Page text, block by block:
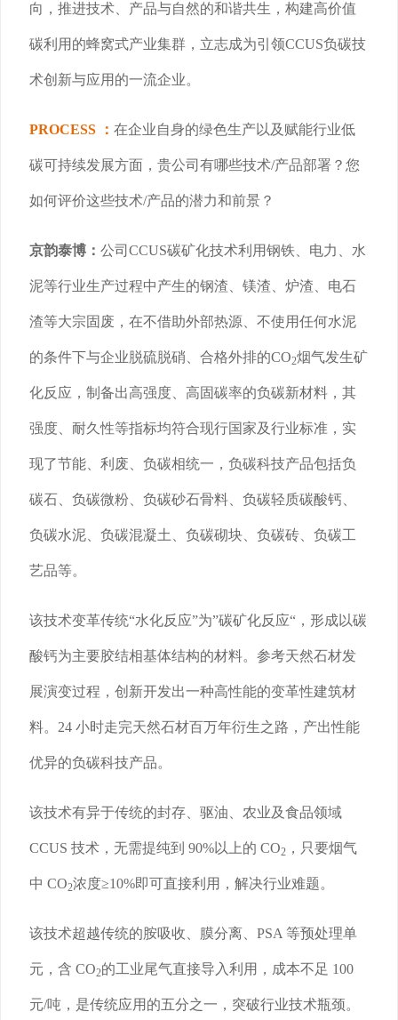
向，推进技术、产品与自然的和谐共生，构建高价值
碳利用的蜂窝式产业集群，立志成为引领CCUS负碳技
术创新与应用的一流企业。
PROCESS ： 在企业自身的绿色生产以及赋能行业低
碳可持续发展方面，贵公司有哪些技术/产品部署？您
如何评价这些技术/产品的潜力和前景？
京韵泰博： 公司CCUS碳矿化技术利用钢铁、电力、水
泥等行业生产过程中产生的钢渣、镁渣、炉渣、电石
渣等大宗固废，在不借助外部热源、不使用任何水泥
的条件下与企业脱硫脱硝、合格外排的CO2烟气发生矿
化反应，制备出高强度、高固碳率的负碳新材料，其
强度、耐久性等指标均符合现行国家及行业标准，实
现了节能、利废、负碳相统一，负碳科技产品包括负
碳石、负碳微粉、负碳砂石骨料、负碳轻质碳酸钙、
负碳水泥、负碳混凝土、负碳砌块、负碳砖、负碳工
艺品等。
该技术变革传统“水化反应”为”碳矿化反应“，形成以碳
酸钙为主要胶结相基体结构的材料。参考天然石材发
展演变过程，创新开发出一种高性能的变革性建筑材
料。24 小时走完天然石材百万年衍生之路，产出性能
优异的负碳科技产品。
该技术有异于传统的封存、驱油、农业及食品领域
CCUS 技术，无需提纯到 90%以上的 CO2 ，只要烟气
中 CO2浓度≥10%即可直接利用，解决行业难题。
该技术超越传统的胺吸收、膜分离、PSA 等预处理单
元，含 CO2的工业尾气直接导入利用，成本不足 100
元/吨，是传统应用的五分之一，突破行业技术瓶颈。